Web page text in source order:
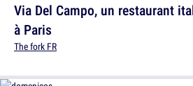
Via Del Campo, un restaurant
à Paris
The fork FR